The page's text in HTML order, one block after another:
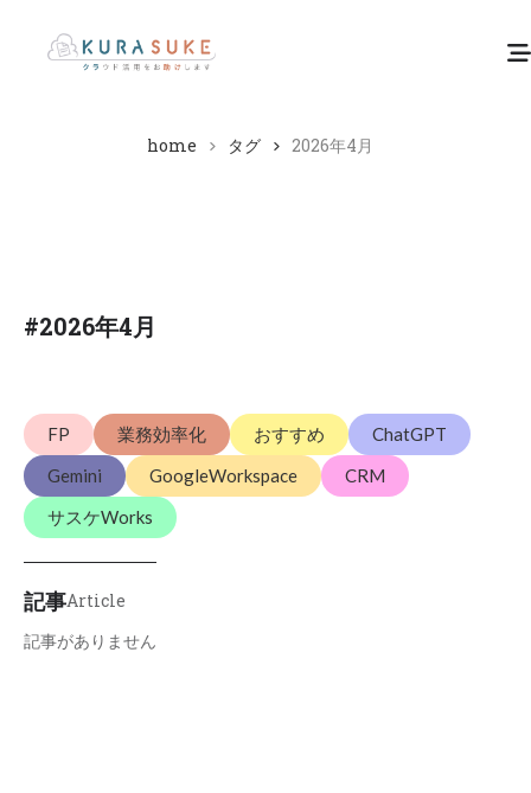
home タグ 2026年4月
#2026年4月
FP 業務効率化 おすすめ
ChatGPT
Gemini
GoogleWorkspace
CRM
サスケWorks
記事Article
記事がありません